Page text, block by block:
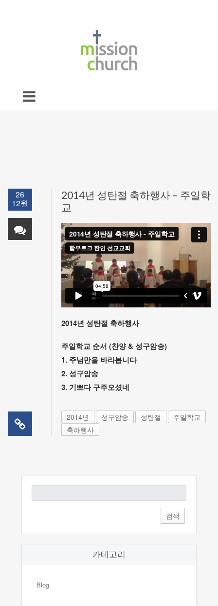
26
12월
2014년 성탄절 축하행사 – 주일학
교
2014년 성탄절 축하행사
주일학교 순서 (찬양 & 성구암송)
1. 주님만을 바라봅니다
2. 성구암송
3. 기쁘다 구주오셨네
2014년 성구암송 성탄절
주일학교
축하행사
색:
카테고리
Blog